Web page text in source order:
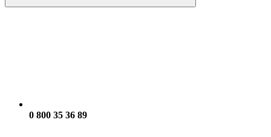
0 800 35 36 89